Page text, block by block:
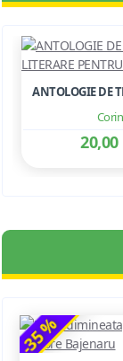
20,00
-35 %